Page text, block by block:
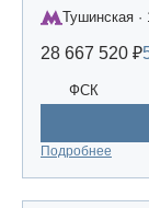
Тушинская
28 667 520 ₽
ФСК
Подробнее